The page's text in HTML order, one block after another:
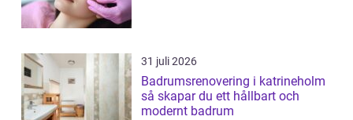
31 juli 2026
Badrumsrenovering i katrineholm
så skapar du ett hållbart och
modernt badrum